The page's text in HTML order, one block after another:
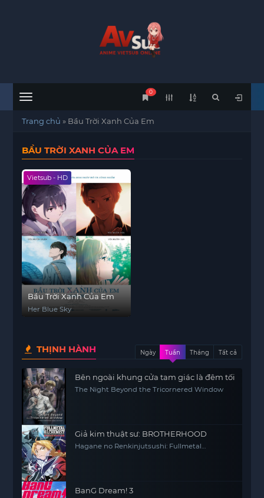
Menu
0
Trang chủ » Bầu Trời Xanh Của Em
BẦU TRỜI XANH CỦA EM
Vietsub - HD
Bầu Trời Xanh Của Em
Her Blue Sky
THỊNH HÀNH Ngày Tuần Tháng Tất cả
Bên ngoài khung cửa tam giác là đêm tối
The Night Beyond the Tricornered Window
Giả kim thuật sư: BROTHERHOOD
Hagane no Renkinjutsushi: Fullmetal
BanG Dream! 3